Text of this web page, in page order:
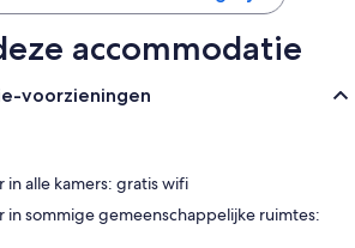
accommodatie
voorzieningen
in alle kamers: gratis wifi
in sommige gemeenschappelijke ruimtes: